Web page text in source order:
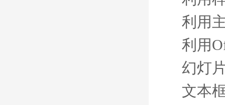
利用
利用
幻灯
文本